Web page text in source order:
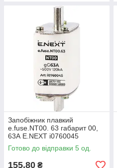
Запобіжник плавкий
e.fuse.NT00. 63 габарит 00,
63А E.NEXT i0760045
Готово до відправки 5 од.
155,80 ₴